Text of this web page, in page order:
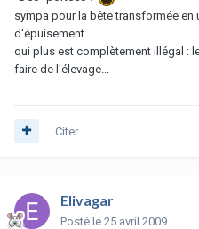
sympa pour la bête transformée en
d'épuisement.
qui plus est complètement illégal :
faire de l'élevage...
Citer
Elivagar
Posté le 25 avril 2009